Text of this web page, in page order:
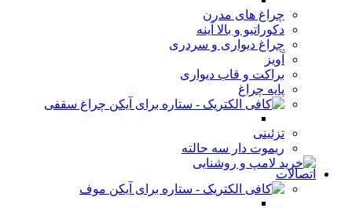
چراغ های مدرن
دکوراتیو و بالا آینه
چراغ دیواری و سردری
آویز
براکت و قاب دیواری
پایه چراغ
چراغ سقفی
تزئینی
ریموت دار سه حالته
اتصالات
موف